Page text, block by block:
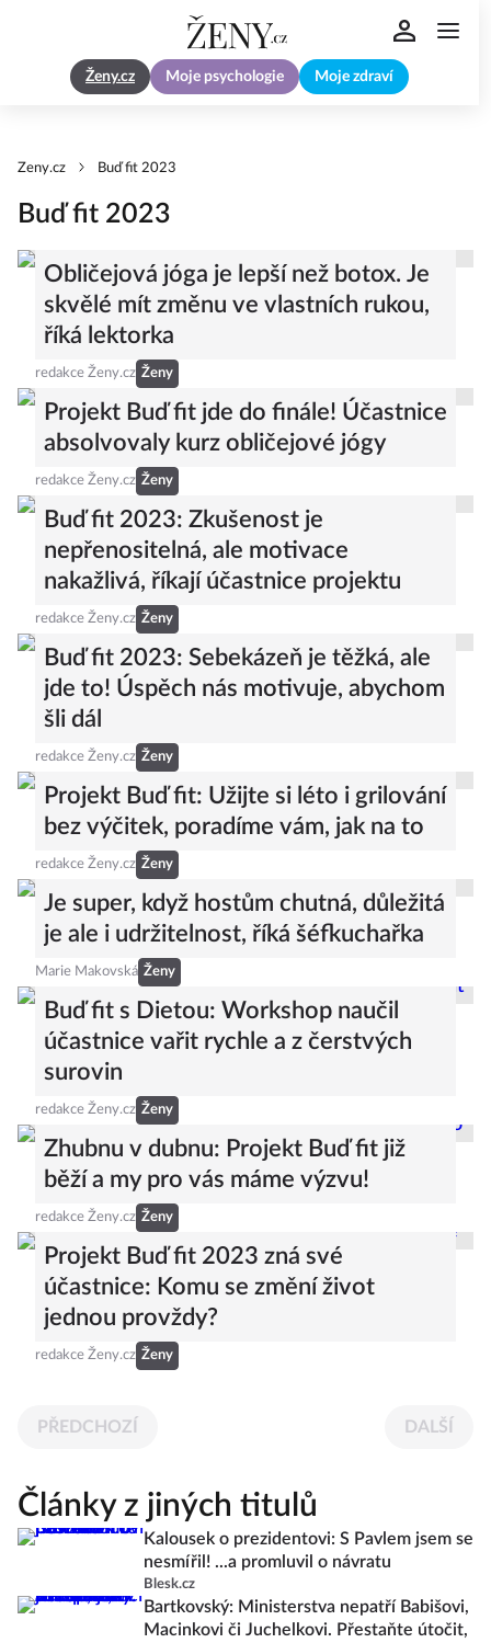
Ženy.cz Moje psychologie Moje zdraví
Zeny.cz Buď fit 2023
Buď fit 2023
Obličejová jóga je lepší než botox. Je
skvělé mít změnu ve vlastních rukou,
říká lektorka
redakce Ženy.cz Ženy
Projekt Buď fit jde do finále! Účastnice
absolvovaly kurz obličejové jógy
redakce Ženy.cz Ženy
Buď fit 2023: Zkušenost je
nepřenositelná, ale motivace
nakažlivá, říkají účastnice projektu
redakce Ženy.cz Ženy
Buď fit 2023: Sebekázeň je těžká, ale
jde to! Úspěch nás motivuje, abychom
šli dál
redakce Ženy.cz Ženy
Projekt Buď fit: Užijte si léto i grilování
bez výčitek, poradíme vám, jak na to
redakce Ženy.cz Ženy
Je super, když hostům chutná, důležitá
je ale i udržitelnost, říká šéfkuchařka
Marie Makovská Ženy
Buď fit s Dietou: Workshop naučil
účastnice vařit rychle a z čerstvých
surovin
redakce Ženy.cz Ženy
Zhubnu v dubnu: Projekt Buď fit již
běží a my pro vás máme výzvu!
redakce Ženy.cz Ženy
Projekt Buď fit 2023 zná své
účastnice: Komu se změní život
jednou provždy?
redakce Ženy.cz Ženy
PŘEDCHOZÍ DALŠÍ
Články z jiných titulů
Kalousek o prezidentovi: S Pavlem jsem se
nesmířil! ...a promluvil o návratu
Blesk.cz
Bartkovský: Ministerstva nepatří Babišovi,
Macinkovi či Juchelkovi. Přestaňte útočit,